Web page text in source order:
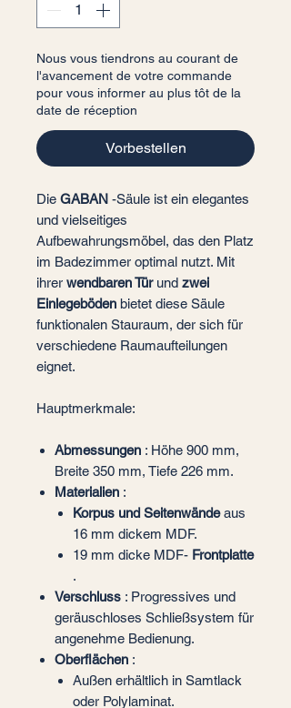
Nous vous tiendrons au courant de
l'avancement de votre commande
pour vous informer au plus tôt de la
date de réception
Vorbestellen
Die GABAN -Säule ist ein elegantes
und vielseitiges
Aufbewahrungsmöbel, das den Platz
im Badezimmer optimal nutzt. Mit
ihrer wendbaren Türund zwei
Einlegeböden bietet diese Säule
funktionalen Stauraum, der sich für
verschiedene Raumaufteilungen
eignet.
Hauptmerkmale:
Abmessungen : Höhe 900 mm,
Breite 350 mm, Tiefe 226 mm.
Materialien :
Korpus und Seitenwändeaus
16 mm dickem MDF.
19 mm dicke MDF- Frontplatte
.
Verschluss : Progressives und
geräuschloses Schließsystem für
angenehme Bedienung.
Oberflächen :
Außen erhältlich in Samtlack
oder Polylaminat.